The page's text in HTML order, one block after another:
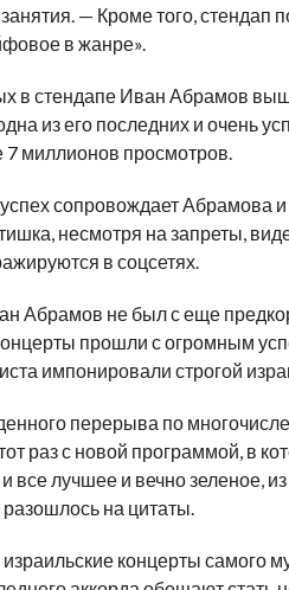
— Кроме того, стендап
в жанре».
в стендапе Иван Абрамов
из его последних и очень
7 миллионов просмотров.
сопровождает Абрамова
несмотря на запреты,
в соцсетях.
Абрамов не был с еще
прошли с огромным
импонировали строгой
перерыва по
раз с новой программой, в
все лучшее и вечно зеленое,
на цитаты.
концерты самого